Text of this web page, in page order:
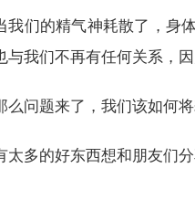
我们的精气神耗散了，身
与我们不再有任何关系，因
么问题来了，我们该如何
太多的好东西想和朋友们